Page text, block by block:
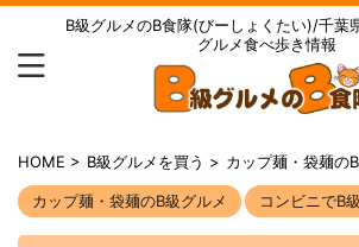
B級グルメのB食隊(びーしょくたい)/千葉
グルメ食べ歩き情報
HOME > B級グルメを買う > カップ麺・袋麺の
カップ麺・袋麺のB級グルメ コンビニでB